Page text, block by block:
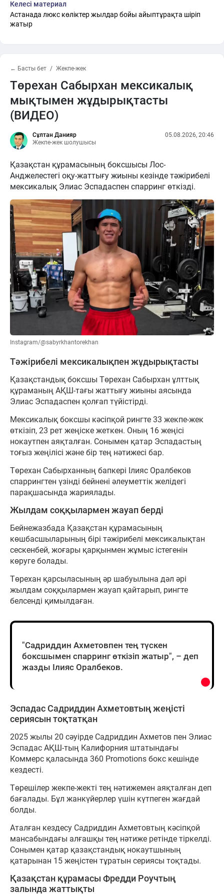
Келесі материал
Астанада люкс көліктер жылдар бойы айыптұрақта шіріп
жатыр
← Басты бет Жекпе-жек
Төрехан Сабырхан мексикалық
мықтымен жұдырықтасты
(ВИДЕО)
Сұлтан Данияр
Жекпе-жек шолушысы
05.08.2026, 20:46
Қазақстан құрамасының боксшысы Лос-
Анджелестегі оқу-жаттығу жиыны кезінде тәжірибелі
мексикалық Элиас Эспадаспен спарринг өткізді.
Instagram/@sabyrkhantorekhan
Тәжірибелі мексикалықпен жұдырықтасты
Қазақстандық боксшы Төрехан Сабырхан ұлттық
құраманың АҚШ-тағы жаттығу жиыны аясында
Элиас Эспадаспен қолғап түйістірді.
Мексикалық боксшы кәсіпқой рингте 33 жекпе-жек
өткізіп, 23 рет жеңіске жеткен. Оның 16 жеңісі
нокаутпен аяқталған. Сонымен қатар Эспадастың
тоғыз жеңілісі және бір тең нәтижесі бар.
Төрехан Сабырханның бапкері Ілияс Оралбеков
спаррингтен үзінді бейнені әлеуметтік желідегі
парақшасында жариялады.
Жылдам соққылармен жауап берді
Бейнежазбада Қазақстан құрамасының
көшбасшыларының бірі тәжірибелі мексикалықтан
сескенбей, жоғары қарқынмен жұмыс істегенін
көруге болады.
Төрехан қарсыласының әр шабуылына дәл әрі
жылдам соққылармен жауап қайтарып, рингте
белсенді қимылдаған.
"Садриддин Ахметовпен тең түскен
боксшымен спарринг өткізіп жатыр", – деп
жазды Ілияс Оралбеков.
Эспадас Садриддин Ахметовтың жеңісті
сериясын тоқтатқан
2025 жылы 20 сәуірде Садриддин Ахметов пен Элиас
Эспадас АҚШ-тың Калифорния штатындағы
Коммерс қаласында 360 Promotions бокс кешінде
кездесті.
Төрешілер жекпе-жекті тең нәтижемен аяқталған деп
бағалады. Бұл жанкүйерлер үшін күтпеген жағдай
болды.
Аталған кездесу Садриддин Ахметовтың кәсіпқой
мансабындағы алғашқы тең нәтиже ретінде тіркелді.
Сонымен қатар қазақстандық нокаутшының
қатарынан 15 жеңістен тұратын сериясы тоқтады.
Қазақстан құрамасы Фредди Роучтың
залында жаттықты